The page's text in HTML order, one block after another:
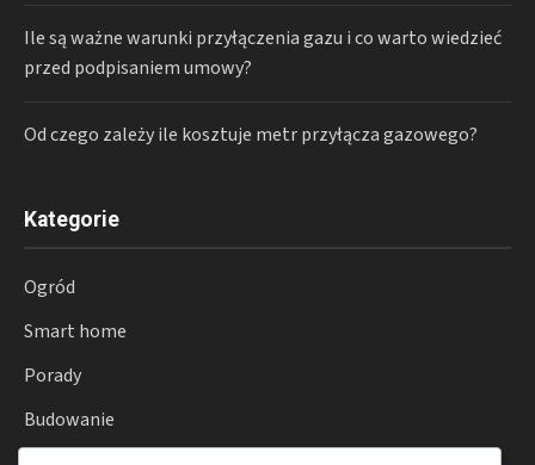
Ile są ważne warunki przyłączenia gazu i co warto wiedzieć
przed podpisaniem umowy?
Od czego zależy ile kosztuje metr przyłącza gazowego?
Kategorie
Ogród
Smart home
Porady
Budowanie